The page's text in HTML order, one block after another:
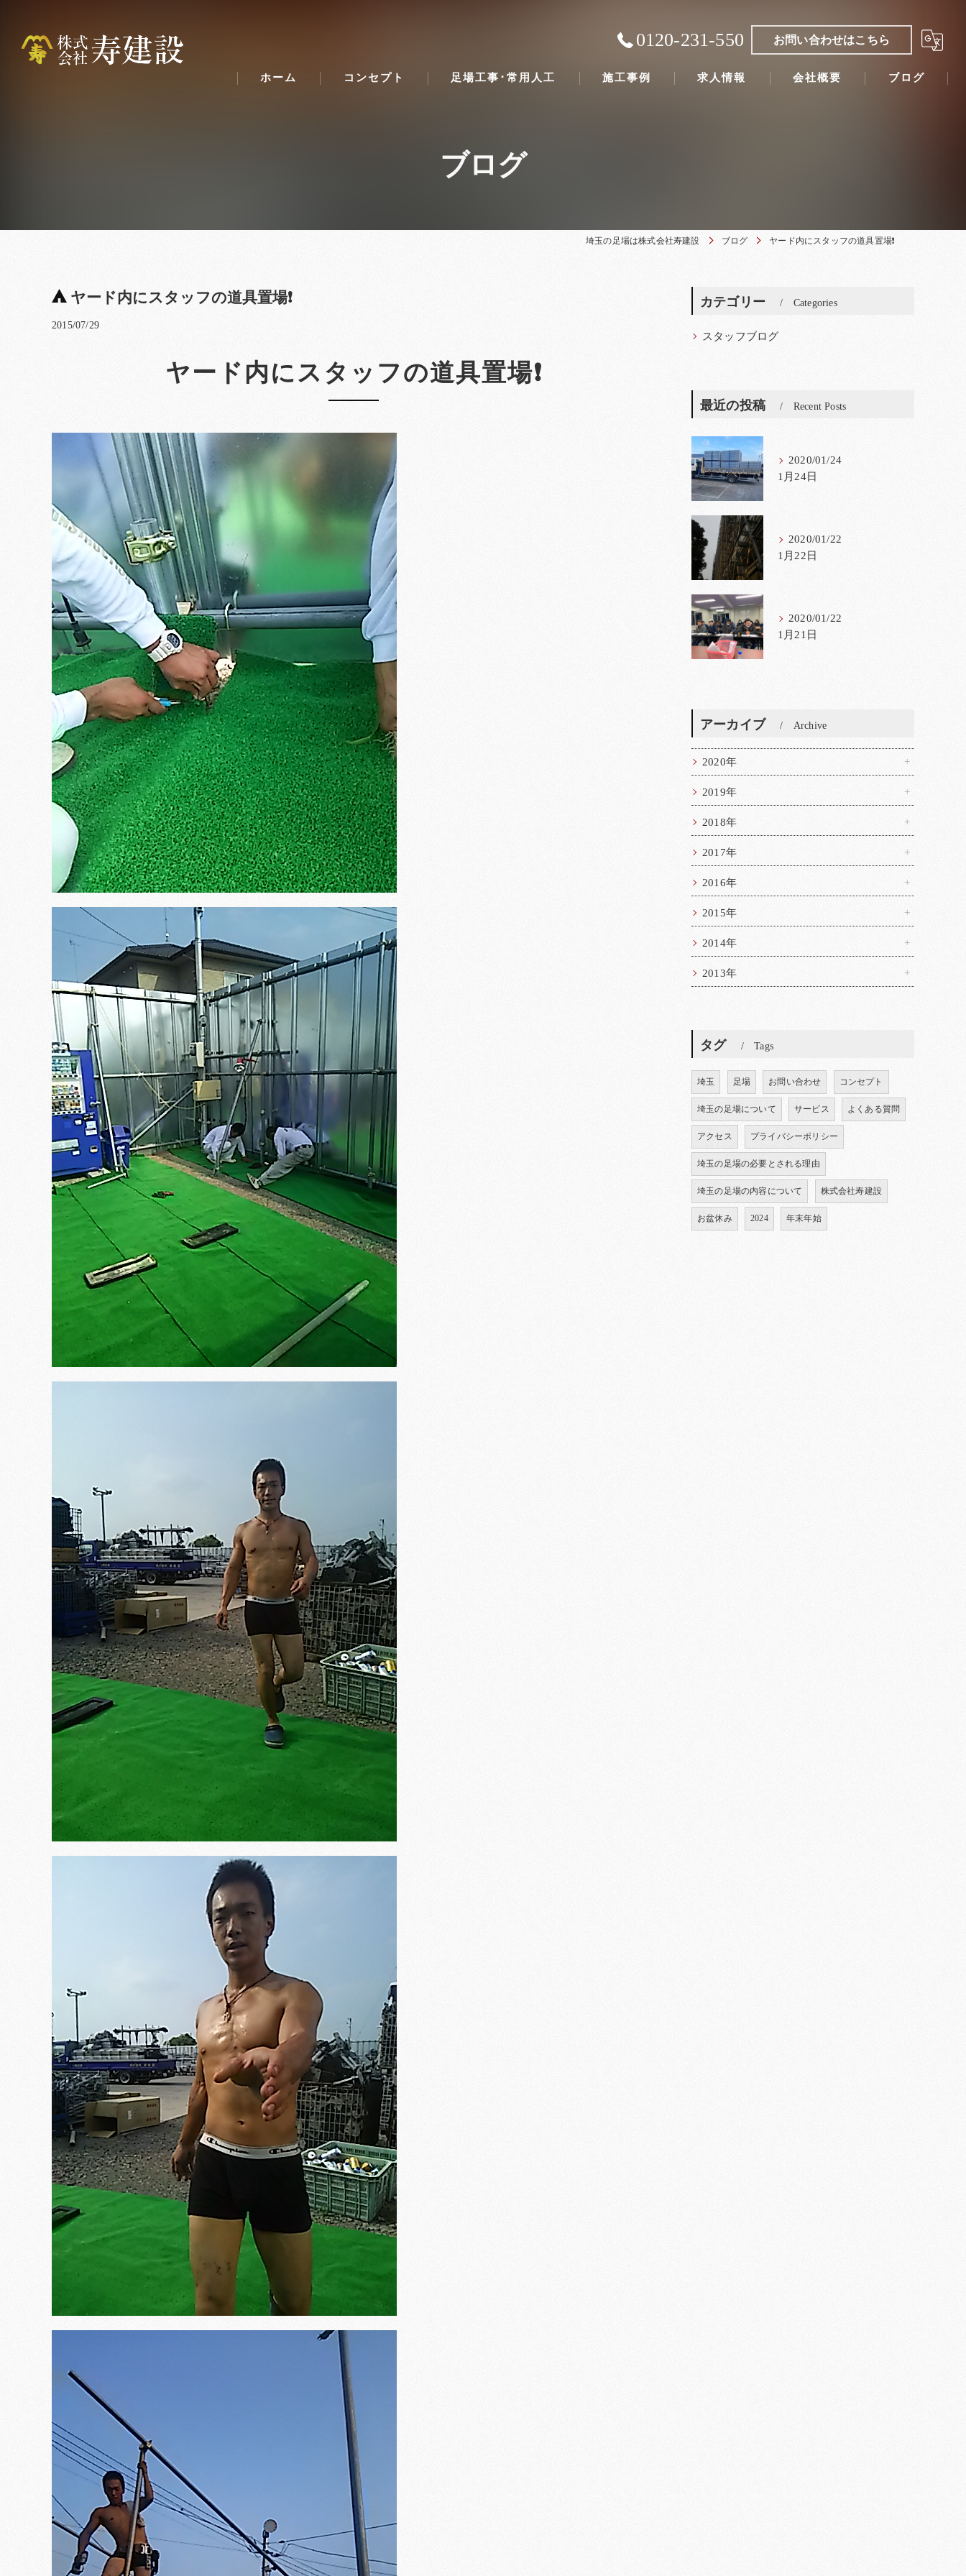
0120-231-550 お問い合わせはこちら
ホーム コンセプト 足場工事･常用人工 施工事例 求人情報 会社概要 ブログ
ブログ
埼玉の足場は株式会社寿建設 ブログ ヤード内にスタッフの道具置場❗
ヤード内にスタッフの道具置場❗
2015/07/29
ヤード内にスタッフの道具置場❗
カテゴリー Categories
スタッフブログ
最近の投稿 Recent Posts
2020/01/24
1月24日
2020/01/22
1月22日
2020/01/22
1月21日
アーカイブ Archive
2020年
2019年
2018年
2017年
2016年
2015年
2014年
2013年
タグ Tags
埼玉 足場 お問い合わせ コンセプト
埼玉の足場について サービス よくある質問
アクセス プライバシーポリシー
埼玉の足場の必要とされる理由
埼玉の足場の内容について 株式会社寿建設
お盆休み 2024 年末年始